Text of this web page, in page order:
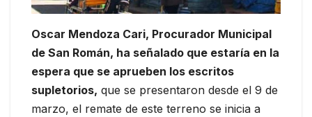
Oscar Mendoza Cari, Procurador Municipal
de San Román, ha señalado que estaría en la
espera que se aprueben los escritos
supletorios, que se presentaron desde el 9 de
marzo, el remate de este terreno se inicia a